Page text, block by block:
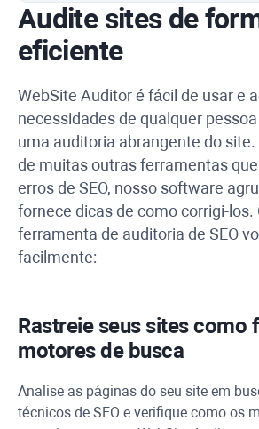
Audite sites de
eficiente
WebSite Auditoré fácil de usar e
necessidades de qualquer
uma auditoria abrangente do site.
de muitas outras ferramentas
erros de SEO, nosso software
fornece dicas de como corrigi-los.
ferramenta de auditoria de SEO
facilmente:
Rastreie seus sites como
motores de busca
Analise as páginas do seu site em
técnicos de SEO e verifique como os